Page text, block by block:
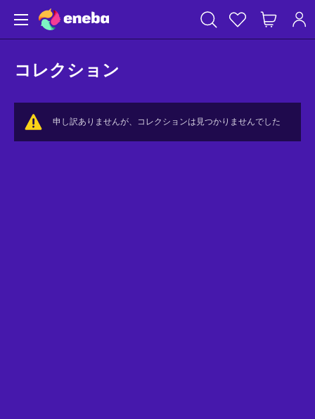
コレクション
申し訳ありませんが、コレクションは見つかりませんでした